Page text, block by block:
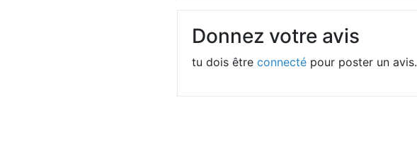
Donnez votre avis
tu dois êtreconnecté pour poster un avis.